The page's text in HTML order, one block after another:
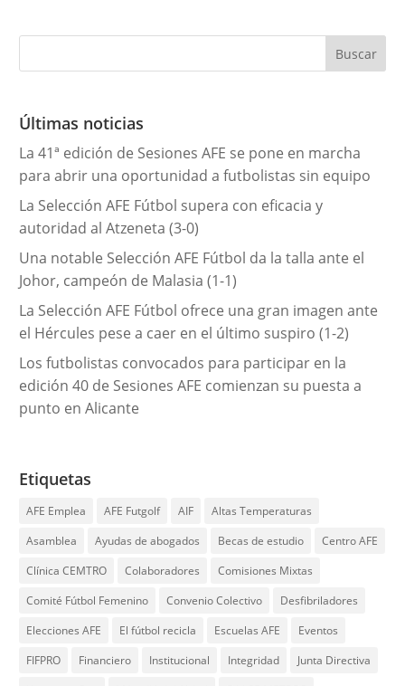
g
r
a
s
Últimas noticias
La 41ª edición de Sesiones AFE se pone en marcha
para abrir una oportunidad a futbolistas sin equipo
La Selección AFE Fútbol supera con eficacia y
autoridad al Atzeneta (3-0)
Una notable Selección AFE Fútbol da la talla ante el
Johor, campeón de Malasia (1-1)
La Selección AFE Fútbol ofrece una gran imagen ante
el Hércules pese a caer en el último suspiro (1-2)
Los futbolistas convocados para participar en la
edición 40 de Sesiones AFE comienzan su puesta a
punto en Alicante
Etiquetas
AFE Emplea AFE Futgolf AIF
Altas Temperaturas
Asamblea
Ayudas de abogados Becas de estudio
Centro AFE
Clínica CEMTRO
Colaboradores
Comisiones Mixtas
Comité Fútbol Femenino
Convenio Colectivo
Desfibriladores
Elecciones AFE
El fútbol recicla Escuelas AFE
Eventos
FIFPRO
Financiero Institucional Integridad
Junta Directiva